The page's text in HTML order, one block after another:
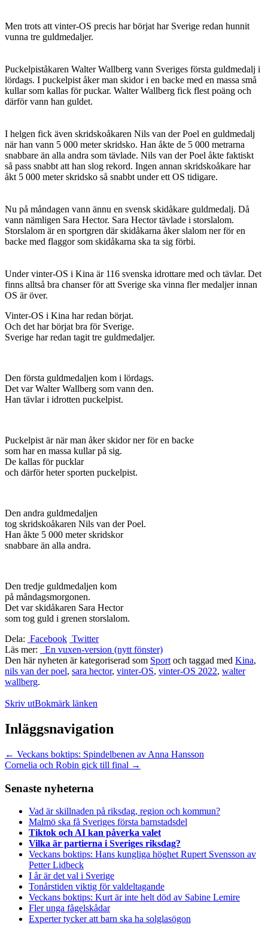
Men trots att vinter-OS precis har börjat har Sverige redan hunnit
vunna tre guldmedaljer.
Puckelpiståkaren Walter Wallberg vann Sveriges första guldmedalj i
lördags. I puckelpist åker man skidor i en backe med en massa små
kullar som kallas för puckar. Walter Wallberg fick flest poäng och
därför vann han guldet.
I helgen fick även skridskoåkaren Nils van der Poel en guldmedalj
när han vann 5 000 meter skridsko. Han åkte de 5 000 metrarna
snabbare än alla andra som tävlade. Nils van der Poel åkte faktiskt
så pass snabbt att han slog rekord. Ingen annan skridskoåkare har
åkt 5 000 meter skridsko så snabbt under ett OS tidigare.
Nu på måndagen vann ännu en svensk skidåkare guldmedalj. Då
vann nämligen Sara Hector. Sara Hector tävlade i storslalom.
Storslalom är en sportgren där skidåkarna åker slalom ner för en
backe med flaggor som skidåkarna ska ta sig förbi.
Under vinter-OS i Kina är 116 svenska idrottare med och tävlar. Det
finns alltså bra chanser för att Sverige ska vinna fler medaljer innan
OS är över.
Vinter-OS i Kina har redan börjat.
Och det har börjat bra för Sverige.
Sverige har redan tagit tre guldmedaljer.
Den första guldmedaljen kom i lördags.
Det var Walter Wallberg som vann den.
Han tävlar i idrotten puckelpist.
Puckelpist är när man åker skidor ner för en backe
som har en massa kullar på sig.
De kallas för pucklar
och därför heter sporten puckelpist.
Den andra guldmedaljen
tog skridskoåkaren Nils van der Poel.
Han åkte 5 000 meter skridskor
snabbare än alla andra.
Den tredje guldmedaljen kom
på måndagsmorgonen.
Det var skidåkaren Sara Hector
som tog guld i grenen storslalom.
Dela: Facebook Twitter
Läs mer:
En vuxen-version (nytt fönster)
Den här nyheten är kategoriserad som Sport och taggad med Kina,
nils van der poel, sara hector, vinter-OS, vinter-OS 2022, walter
wallberg.
Skriv utBokmärk länken
Inläggsnavigation
← Veckans boktips: Spindelbenen av Anna Hansson
Cornelia och Robin gick till final →
Senaste nyheterna
Vad är skillnaden på riksdag, region och kommun?
Malmö ska få Sveriges första barnstadsdel
Tiktok och AI kan påverka valet
Vilka är partierna i Sveriges riksdag?
Veckans boktips: Hans kungliga höghet Rupert Svensson av
Petter Lidbeck
I år är det val i Sverige
Tonårstiden viktig för valdeltagande
Veckans boktips: Kurt är inte helt död av Sabine Lemire
Fler unga fågelskådar
Experter tycker att barn ska ha solglasögon